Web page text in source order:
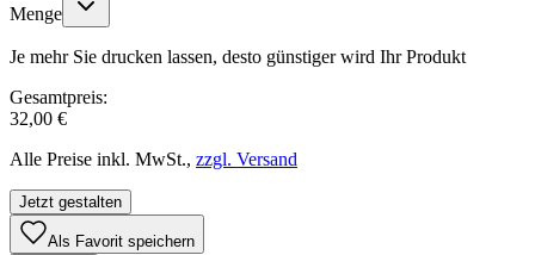
Menge
Je mehr Sie drucken lassen, desto günstiger wird Ihr Produkt
Gesamtpreis:
32,00 €
Alle Preise inkl. MwSt., zzgl. Versand
Jetzt gestalten
Als Favorit speichern